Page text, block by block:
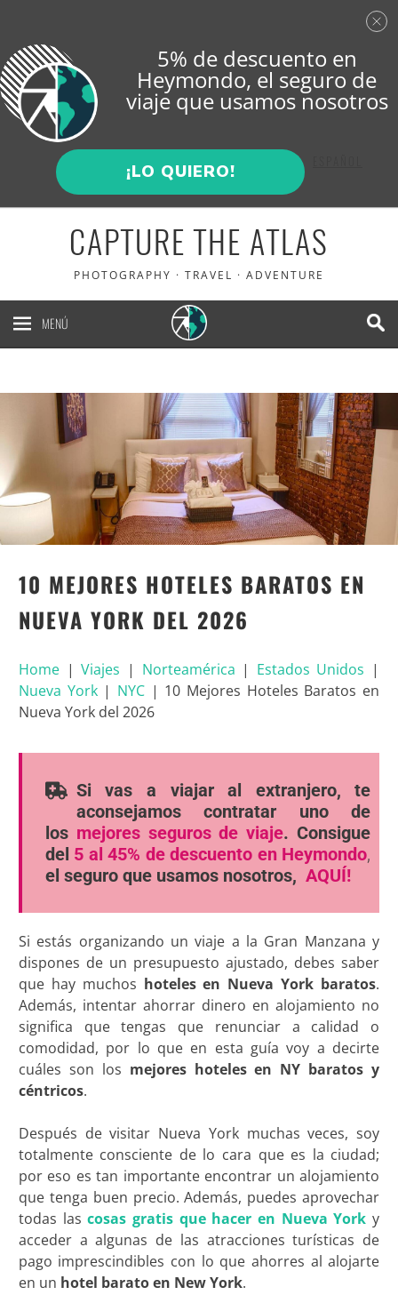
CAPTURE THE ATLAS
PHOTOGRAPHY · TRAVEL · ADVENTURE
MENÚ
10 MEJORES HOTELES BARATOS EN
NUEVA YORK DEL 2026
Home|Viajes | Norteamérica | Estados Unidos |
Nueva York| NYC| 10 Mejores Hoteles Baratos en
Nueva York del 2026
Si vas a viajar al extranjero, te
aconsejamos contratar uno de
los mejores seguros de viaje. Consigue
del 5 al 45% de descuento en Heymondo,
el seguro que usamos nosotros, AQUÍ!
Si estás organizando un viaje a la Gran Manzana y
dispones de un presupuesto ajustado, debes saber
que hay muchos hoteles en Nueva York baratos.
Además, intentar ahorrar dinero en alojamiento no
significa que tengas que renunciar a calidad o
comodidad, por lo que en esta guía voy a decirte
cuáles son los mejores hoteles en NY baratos y
céntricos.
Después de visitar Nueva York muchas veces, soy
totalmente consciente de lo cara que es la ciudad;
por eso es tan importante encontrar un alojamiento
que tenga buen precio. Además, puedes aprovechar
todas lascosas gratis que hacer en Nueva York y
acceder a algunas de las atracciones turísticas de
pago imprescindibles con lo que ahorres al alojarte
en un hotel barato en New York.
5% de descuento en
Heymondo, el seguro de
viaje que usamos nosotros
¡LO QUIERO!